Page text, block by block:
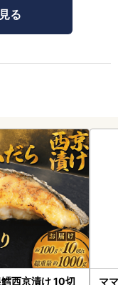
る
西京漬け 10切
マ